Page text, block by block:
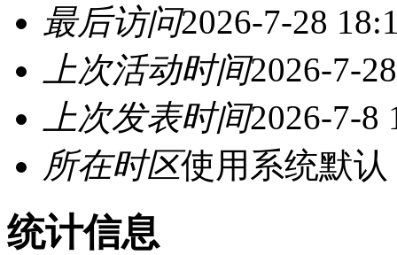
最后访问2026-7-28
上次活动时间2026-7-
上次发表时间2026-7-8
所在时区使用系统默认
统计信息